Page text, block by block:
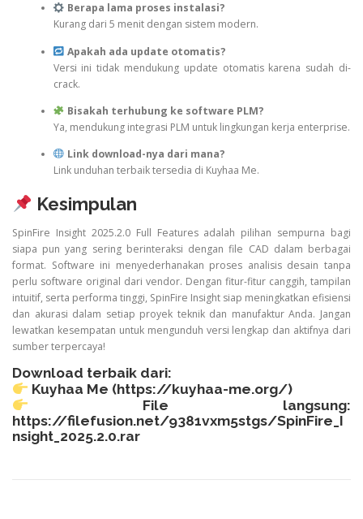
Berapa lama proses instalasi?
Kurang dari 5 menit dengan sistem modern.
Apakah ada update otomatis?
Versi ini tidak mendukung update otomatis karena sudah di-
crack.
Bisakah terhubung ke software PLM?
Ya, mendukung integrasi PLM untuk lingkungan kerja enterprise.
Link download-nya dari mana?
Link unduhan terbaik tersedia di Kuyhaa Me.
Kesimpulan
SpinFire Insight 2025.2.0 Full Features adalah pilihan sempurna bagi
siapa pun yang sering berinteraksi dengan file CAD dalam berbagai
format. Software ini menyederhanakan proses analisis desain tanpa
perlu software original dari vendor. Dengan fitur-fitur canggih, tampilan
intuitif, serta performa tinggi, SpinFire Insight siap meningkatkan efisiensi
dan akurasi dalam setiap proyek teknik dan manufaktur Anda. Jangan
lewatkan kesempatan untuk mengunduh versi lengkap dan aktifnya dari
sumber terpercaya!
Download terbaik dari:
Kuyhaa Me (https://kuyhaa-me.org/)
File langsung:
https://filefusion.net/9381vxm5stgs/SpinFire_I
nsight_2025.2.0.rar